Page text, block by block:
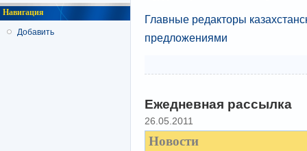
Главные редакторы
предложениями
Ежедневная рассылка
26.05.2011
Новости
Навигация
Добавить